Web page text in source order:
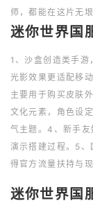
师，都能在这片无
迷你世界国
1、沙盒创造类手
光影效果更适配移
主要用于购买皮肤
文化元素，角色设
气主题。4、新手友
演示搭建过程。5
得官方流量扶持与现
迷你世界国